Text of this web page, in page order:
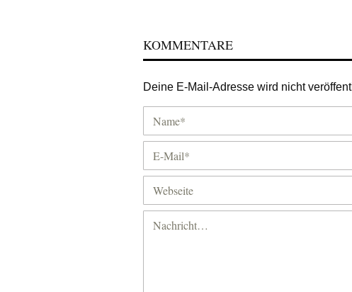
KOMMENTARE
Deine E-Mail-Adresse wird nicht